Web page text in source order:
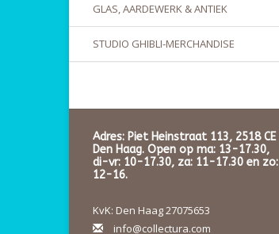
GLAS, AARDEWERK & ANTIEK
STUDIO GHIBLI-MERCHANDISE
Adres: Piet Heinstraat 113, 2518 CE
Den Haag. Open op ma: 13-17.30,
di-vr: 10-17.30, za: 11-17.30 en zo:
12-16.
KvK: Den Haag 27075653
info@collectura.com